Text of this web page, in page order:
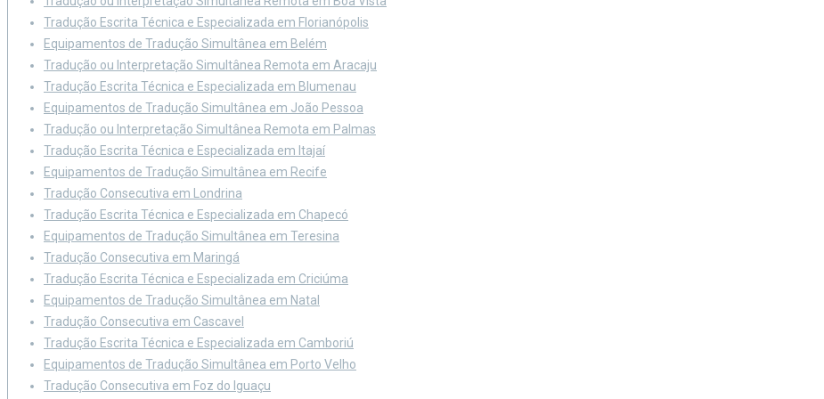
Tradução Escrita Técnica e Especializada em Florianópolis
Equipamentos de Tradução Simultânea em Belém
Tradução ou Interpretação Simultânea Remota em Aracaju
Tradução Escrita Técnica e Especializada em Blumenau
Equipamentos de Tradução Simultânea em João Pessoa
Tradução ou Interpretação Simultânea Remota em Palmas
Tradução Escrita Técnica e Especializada em Itajaí
Equipamentos de Tradução Simultânea em Recife
Tradução Consecutiva em Londrina
Tradução Escrita Técnica e Especializada em Chapecó
Equipamentos de Tradução Simultânea em Teresina
Tradução Consecutiva em Maringá
Tradução Escrita Técnica e Especializada em Criciúma
Equipamentos de Tradução Simultânea em Natal
Tradução Consecutiva em Cascavel
Tradução Escrita Técnica e Especializada em Camboriú
Equipamentos de Tradução Simultânea em Porto Velho
Tradução Consecutiva em Foz do Iguaçu